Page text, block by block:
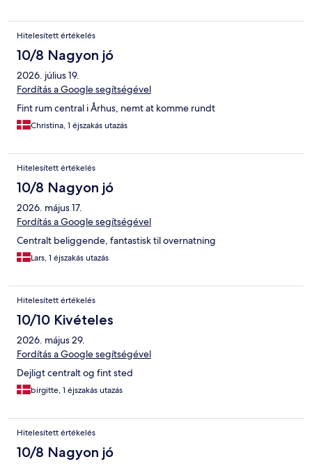
Hitelesített értékelés
10/8 Nagyon jó
2026. július 19.
Fordítás a Google segítségével
Fint rum central i Århus, nemt at komme rundt
Christina, 1 éjszakás utazás
Hitelesített értékelés
10/8 Nagyon jó
2026. május 17.
Fordítás a Google segítségével
Centralt beliggende, fantastisk til overnatning
Lars, 1 éjszakás utazás
Hitelesített értékelés
10/10 Kivételes
2026. május 29.
Fordítás a Google segítségével
Dejligt centralt og fint sted
birgitte, 1 éjszakás utazás
Hitelesített értékelés
10/8 Nagyon jó